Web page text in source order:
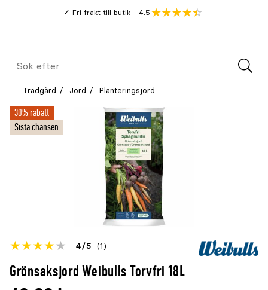
Fri frakt till butik
Genomsnitt
4.5
Meny
Sök
Trädgård Jord Planteringsjord
Grönsaksjord Weibulls Torvfri 18L
Betyget
denna
4 5 (1)
Öppna
recensioner
30% rabatt
Sista chansen